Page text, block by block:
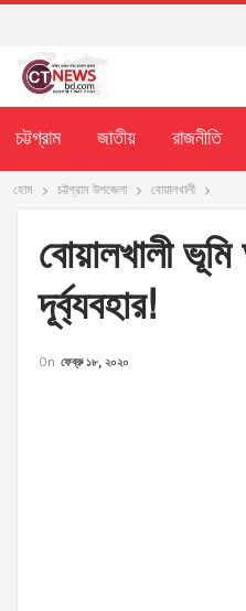
চট্টগ্রাম জাতীয় রাজনীতি
হোম চট্টগ্রাম উপজেলা বোয়ালখালী
বোয়ালখালী
দূর্ব্যবহার!
On ফেব্রু ১৮, ২০২০